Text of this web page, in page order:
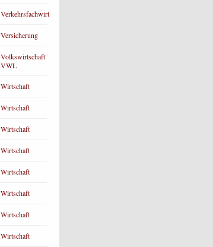
Verkehrsfachwirt
Versicherung
Volkswirtschaft
VWL
Wirtschaft
Wirtschaft
Wirtschaft
Wirtschaft
Wirtschaft
Wirtschaft
Wirtschaft
Wirtschaft